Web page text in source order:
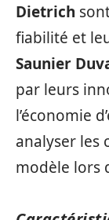
Dietrich
fiabilité et
Saunier
par leurs
l’économie
analyser les
modèle lors